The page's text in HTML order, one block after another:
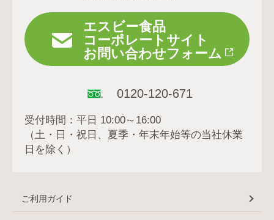
エスビー食品
コーポレートサイト
お問い合わせフォーム
0120-120-671
受付時間：平日 10:00～16:00
（土・日・祝日、夏季・年末年始等の当社休業
日を除く）
ご利用ガイド